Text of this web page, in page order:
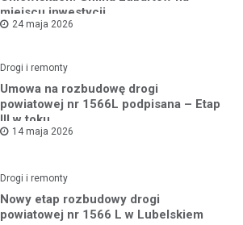
miejscu inwestycji
24 maja 2026
Drogi i remonty
Umowa na rozbudowę drogi
powiatowej nr 1566L podpisana – Etap
III w toku
14 maja 2026
Drogi i remonty
Nowy etap rozbudowy drogi
powiatowej nr 1566 L w Lubelskiem